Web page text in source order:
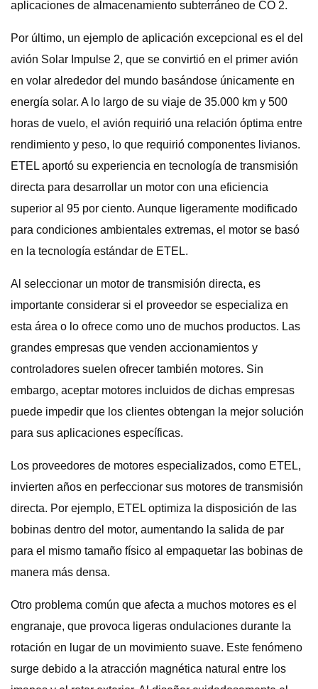
aplicaciones de almacenamiento subterráneo de CO 2.
Por último, un ejemplo de aplicación excepcional es el del
avión Solar Impulse 2, que se convirtió en el primer avión
en volar alrededor del mundo basándose únicamente en
energía solar. A lo largo de su viaje de 35.000 km y 500
horas de vuelo, el avión requirió una relación óptima entre
rendimiento y peso, lo que requirió componentes livianos.
ETEL aportó su experiencia en tecnología de transmisión
directa para desarrollar un motor con una eficiencia
superior al 95 por ciento. Aunque ligeramente modificado
para condiciones ambientales extremas, el motor se basó
en la tecnología estándar de ETEL.
Al seleccionar un motor de transmisión directa, es
importante considerar si el proveedor se especializa en
esta área o lo ofrece como uno de muchos productos. Las
grandes empresas que venden accionamientos y
controladores suelen ofrecer también motores. Sin
embargo, aceptar motores incluidos de dichas empresas
puede impedir que los clientes obtengan la mejor solución
para sus aplicaciones específicas.
Los proveedores de motores especializados, como ETEL,
invierten años en perfeccionar sus motores de transmisión
directa. Por ejemplo, ETEL optimiza la disposición de las
bobinas dentro del motor, aumentando la salida de par
para el mismo tamaño físico al empaquetar las bobinas de
manera más densa.
Otro problema común que afecta a muchos motores es el
engranaje, que provoca ligeras ondulaciones durante la
rotación en lugar de un movimiento suave. Este fenómeno
surge debido a la atracción magnética natural entre los